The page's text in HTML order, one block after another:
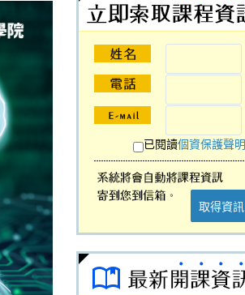
已閱讀個資保護聲明
取得資訊